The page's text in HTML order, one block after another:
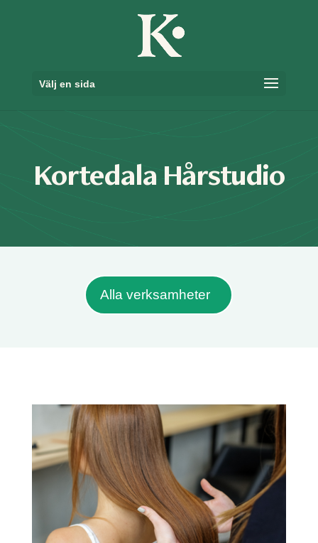
Välj en sida
Kortedala Hårstudio
Alla verksamheter